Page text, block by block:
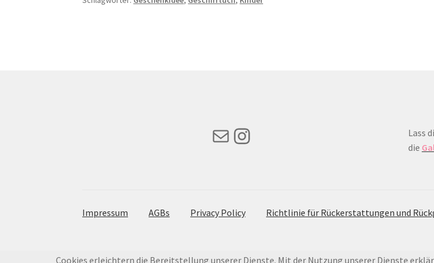
MailInstagram
Lass
die
Impressum AGBs Privacy Policy Richtlinie für Rückerstattungen und
Cookies erleichtern die Bereitstellung unserer Dienste. Mit der Nutzung unserer Dienste